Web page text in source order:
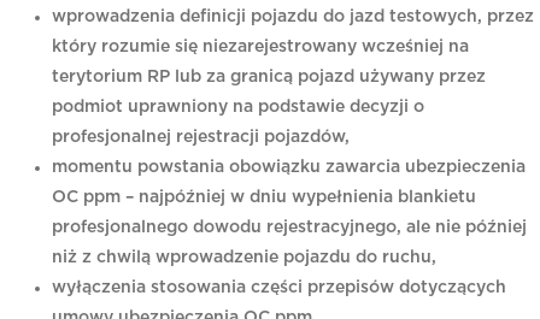
wprowadzenia definicji pojazdu do jazd testowych, przez
który rozumie się niezarejestrowany wcześniej na
terytorium RP lub za granicą pojazd używany przez
podmiot uprawniony na podstawie decyzji o
profesjonalnej rejestracji pojazdów,
momentu powstania obowiązku zawarcia ubezpieczenia
OC ppm – najpóźniej w dniu wypełnienia blankietu
profesjonalnego dowodu rejestracyjnego, ale nie później
niż z chwilą wprowadzenie pojazdu do ruchu,
wyłączenia stosowania części przepisów dotyczących